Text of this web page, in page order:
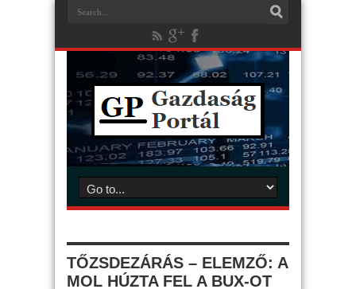
TŐZSDEZÁRÁS – ELEMZŐ: A
MOL HÚZTA FEL A BUX-OT